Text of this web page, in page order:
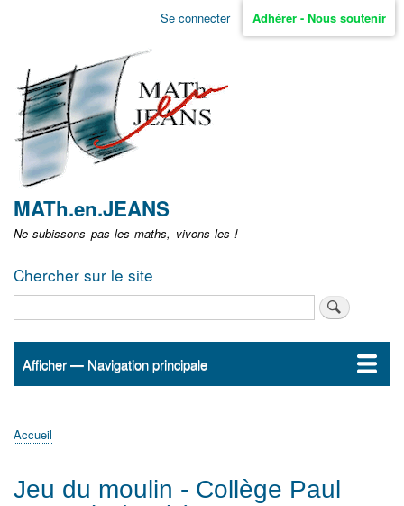
Aller
non
identifié
Se connecter Adhérer - Nous soutenir
MATh.en.JEANS
Ne subissons pas les maths, vivons les !
Chercher sur le site
Navigation
Afficher — Navigation principale
Accueil
ActualitésMATh.en.JEANS ?
Régions et Ateliers
Créer, gérer un atelier
Sujets/Publications
Congrès
d'Ariane
Accueil
Jeu du moulin - Collège Paul